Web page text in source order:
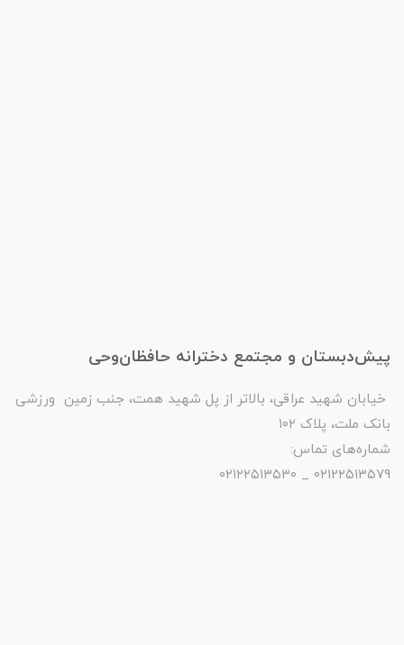
پیش‌دبستان و مجتمع دخترانه حافظان‌وحی
خیابان شهید عراقی، بالاتر از پل شهید همت، جنب زمین ورزشی
بانک ملت، پلاک ۱۰۲
شماره‌های تماس:
۰۲۱۲۲۵۱۳۵۷۹ _ ۰۲۱۲۲۵۱۳۵۳۰